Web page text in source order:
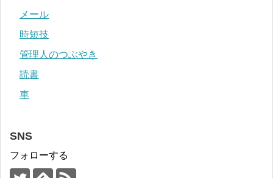
メール
時短技
管理人のつぶやき
読書
車
SNS
フォローする